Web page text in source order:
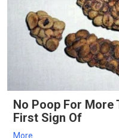
No Poop For More
First Sign Of
More